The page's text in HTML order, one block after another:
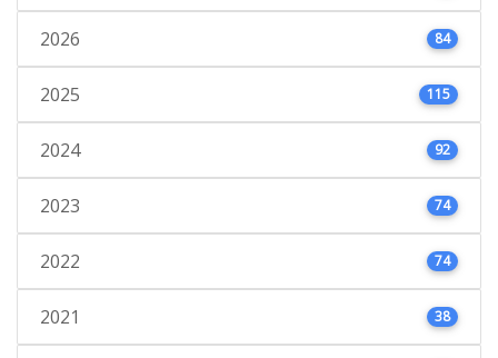
2026 84
2025 115
2024 92
2023 74
2022 74
2021 38